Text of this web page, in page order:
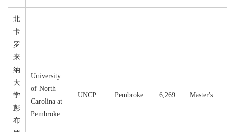
北
卡
罗
来
纳
大
学
彭
布
University
of North
Carolina at
Pembroke
UNCP Pembroke 6,269 Master's